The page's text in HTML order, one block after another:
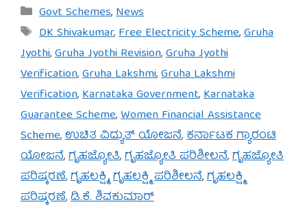
Categories
Govt Schemes,News
Tags
DK Shivakumar,Free Electricity Scheme,Gruha
Jyothi,Gruha Jyothi Revision,Gruha Jyothi
Verification,Gruha Lakshmi,Gruha Lakshmi
Verification,Karnataka Government,Karnataka
Guarantee Scheme,Women Financial Assistance
Scheme,ಉಚಿತ ವಿದ್ಯುತ್ ಯೋಜನೆ,ಕರ್ನಾಟಕ ಗ್ಯಾರಂಟಿ
ಯೋಜನೆ,ಗೃಹಜ್ಯೋತಿ,ಗೃಹಜ್ಯೋತಿ ಪರಿಶೀಲನೆ,ಗೃಹಜ್ಯೋತಿ
ಪರಿಷ್ಕರಣೆ,ಗೃಹಲಕ್ಷ್ಮಿ,ಗೃಹಲಕ್ಷ್ಮಿ ಪರಿಶೀಲನೆ,ಗೃಹಲಕ್ಷ್ಮಿ
ಪರಿಷ್ಕರಣೆ,ಡಿ.ಕೆ. ಶಿವಕುಮಾರ್